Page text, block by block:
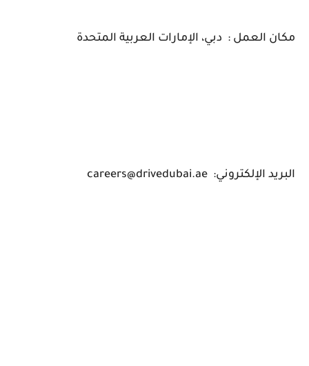
مكان العمل : دبي، الإمارات العربية المتحدة
البريد الإلكتروني: careers@drivedubai.ae